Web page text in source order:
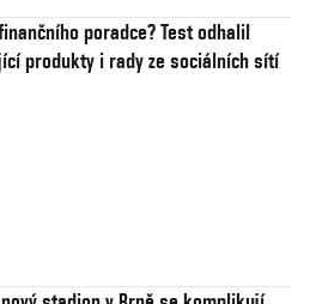
poradce? Test odhalil
produkty i rady ze sociálních sítí